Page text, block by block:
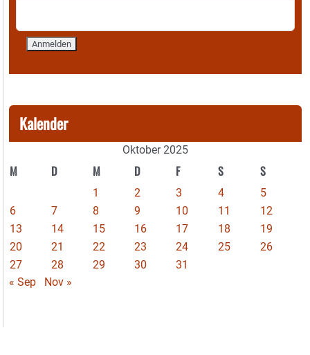
Kalender
Oktober 2025
M D M D F S S
1 2 3 4
5
6
7 8 9 10 11
12
13
14 15 16 17 18
19
20
21 22 23 24 25
26
27
28 29 30
31
« Sep
Nov »